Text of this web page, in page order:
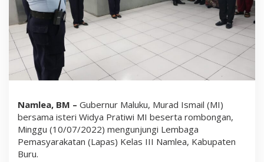
I
S
a
a
K
n
n
g
i
a
Namlea, BM – Gubernur Maluku, Murad Ismail (MI)
bersama isteri Widya Pratiwi MI beserta rombongan,
Minggu (10/07/2022) mengunjungi Lembaga
Pemasyarakatan (Lapas) Kelas III Namlea, Kabupaten
Buru.